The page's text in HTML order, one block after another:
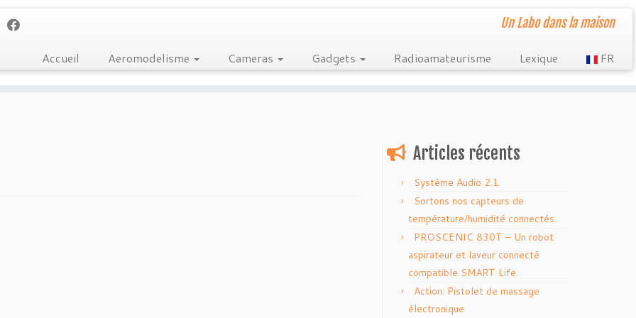
Un Labo dans la maison
Accueil Aeromodelisme Cameras Gadgets Radioamateurisme Lexique FR
Articles récents
Système Audio 2.1
Sortons nos capteurs de
température/humidité connectés.
PROSCENIC 830T – Un robot
aspirateur et laveur connecté
compatible SMART Life.
Action: Pistolet de massage
électronique